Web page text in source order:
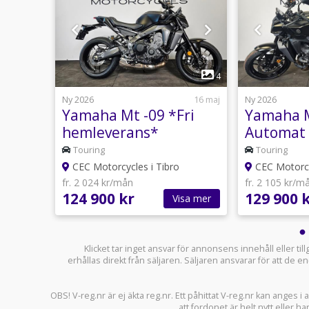
1
4
Ny 2026
16 maj
Yamaha Mt -09 *Fri
hemleverans*
Touring
CEC Motorcycles i Tibro
fr. 2 024 kr/mån
124 900 kr Visa mer
Ny 2026
Yamaha
Automat
*Fri
Touring
CEC
fr. 2 105 kr/
129 900
Klicket tar inget ansvar för annonsens innehåll eller
erhållas direkt från säljaren. Säljaren ansvarar för att de
OBS! V-reg.nr är ej äkta reg.nr. Ett påhittat V-reg.nr kan